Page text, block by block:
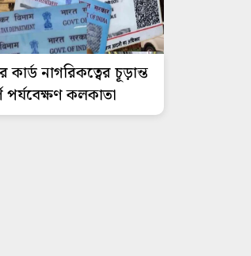
নাগরিকত্বের চূড়ান্ত
পর্যবেক্ষণ কলকাতা